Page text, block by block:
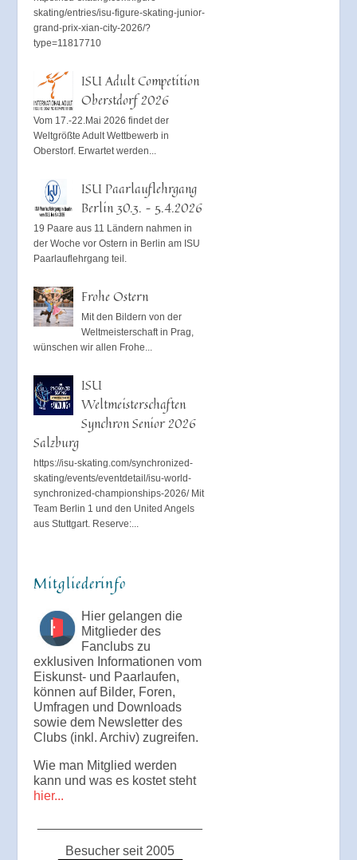
skating/entries/isu-figure-skating-junior-
grand-prix-xian-city-2026/?
type=11817710
ISU Adult Competition
Oberstdorf 2026
Vom 17.-22.Mai 2026 findet der
Weltgrößte Adult Wettbewerb in
Oberstorf. Erwartet werden...
ISU Paarlauflehrgang
Berlin 30.3. – 5.4.2026
19 Paare aus 11 Ländern nahmen in
der Woche vor Ostern in Berlin am ISU
Paarlauflehrgang teil.
Frohe Ostern
Mit den Bildern von der
Weltmeisterschaft in Prag,
wünschen wir allen Frohe...
ISU
Weltmeisterschaften
Synchron Senior 2026
Salzburg
https://isu-skating.com/synchronized-
skating/events/eventdetail/isu-world-
synchronized-championships-2026/ Mit
Team Berlin 1 und den United Angels
aus Stuttgart. Reserve:...
Mitgliederinfo
Hier gelangen die
Mitglieder des
Fanclubs zu
exklusiven Informationen vom
Eiskunst- und Paarlaufen,
können auf Bilder, Foren,
Umfragen und Downloads
sowie dem Newsletter des
Clubs (inkl. Archiv) zugreifen.
Wie man Mitglied werden
kann und was es kostet steht
hier...
Besucher seit 2005